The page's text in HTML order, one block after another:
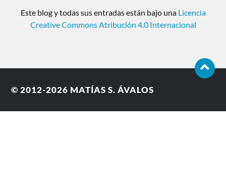
Este blog y todas sus entradas están bajo una Licencia
Creative Commons Atribución 4.0 Internacional
© 2012-2026 MATÍAS S. ÁVALOS